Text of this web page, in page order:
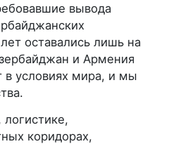
вывода
оставались лишь на
и Армения
условиях мира, и мы
логистике,
коридорах,